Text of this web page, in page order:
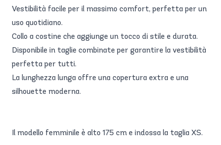
Vestibilità facile per il massimo comfort, perfetta per un
uso quotidiano.
Collo a costine che aggiunge un tocco di stile e durata.
Disponibile in taglie combinate per garantire la vestibilità
perfetta per tutti.
La lunghezza lunga offre una copertura extra e una
silhouette moderna.
Il modello femminile è alto 175 cm e indossa la taglia XS.